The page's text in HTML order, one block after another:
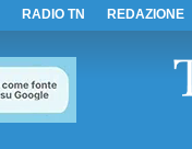
RADIO TN REDAZIONE